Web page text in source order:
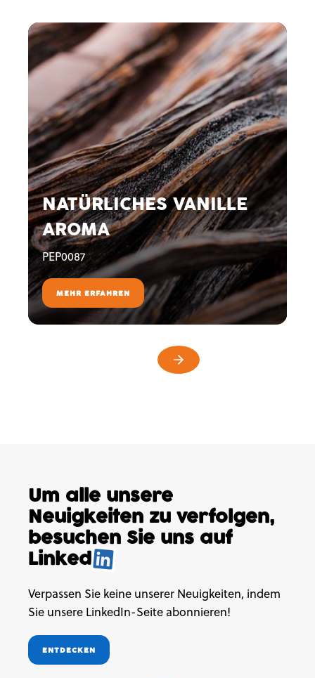
NATÜRLICHES VANILLE
AROMA
PEP0087
MEHR ERFAHREN
Um alle unsere
Neuigkeiten zu verfolgen,
besuchen Sie uns auf
Linked.
Verpassen Sie keine unserer Neuigkeiten, indem
Sie unsere LinkedIn-Seite abonnieren!
ENTDECKEN